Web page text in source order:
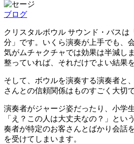
ブログ
クリスタルボウル サウンド・バスは
分」です。いくら演奏が上手でも、
気がムチャクチャでは効果は半減し
整っていれば、それだけでよい結果
そして、ボウルを演奏する演奏者と
さんとの信頼関係はものすごく大切で
演奏者がジャージ姿だったり、小学
「え？この人は大丈夫なの？」とい
奏者が特定のお客さんとばかり会話
を受けてしまいます。